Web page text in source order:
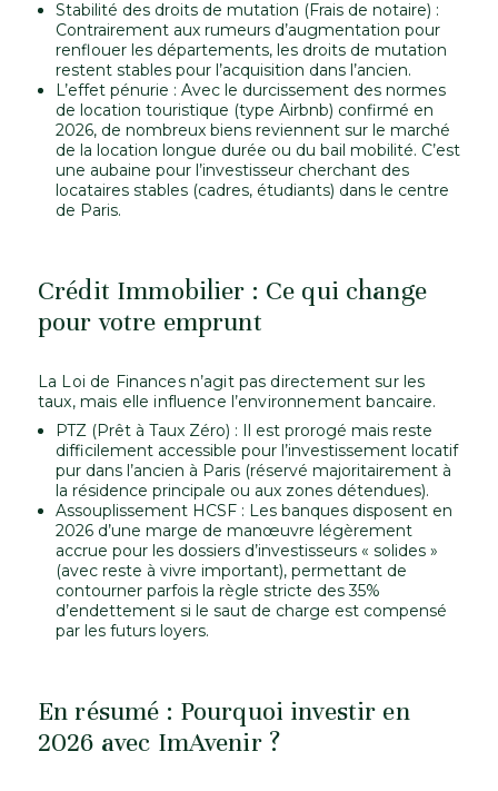
Stabilité des droits de mutation (Frais de notaire) :
Contrairement aux rumeurs d’augmentation pour
renflouer les départements, les droits de mutation
restent stables pour l’acquisition dans l’ancien.
L’effet pénurie : Avec le durcissement des normes
de location touristique (type Airbnb) confirmé en
2026, de nombreux biens reviennent sur le marché
de la location longue durée ou du bail mobilité. C’est
une aubaine pour l’investisseur cherchant des
locataires stables (cadres, étudiants) dans le centre
de Paris.
Crédit Immobilier : Ce qui change
pour votre emprunt
La Loi de Finances n’agit pas directement sur les
taux, mais elle influence l’environnement bancaire.
PTZ (Prêt à Taux Zéro) : Il est prorogé mais reste
difficilement accessible pour l’investissement locatif
pur dans l’ancien à Paris (réservé majoritairement à
la résidence principale ou aux zones détendues).
Assouplissement HCSF : Les banques disposent en
2026 d’une marge de manœuvre légèrement
accrue pour les dossiers d’investisseurs « solides »
(avec reste à vivre important), permettant de
contourner parfois la règle stricte des 35%
d’endettement si le saut de charge est compensé
par les futurs loyers.
En résumé : Pourquoi investir en
2026 avec ImAvenir ?